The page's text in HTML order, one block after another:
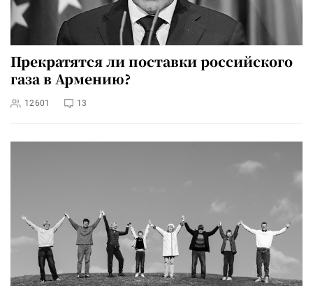
Прекратятся ли поставки российского
газа в Армению?
12601 13